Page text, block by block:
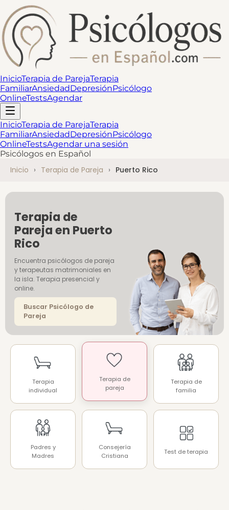
InicioTerapia de ParejaTerapia
FamiliarAnsiedadDepresiónPsicólogo
OnlineTestsAgendar
InicioTerapia de ParejaTerapia
FamiliarAnsiedadDepresiónPsicólogo
OnlineTestsAgendar una sesión
Psicólogos en Español
Inicio Terapia de Pareja Puerto Rico
Terapia de
Pareja en Puerto
Rico
Encuentra psicólogos de pareja
y terapeutas matrimoniales en
la isla. Terapia presencial y
online.
Buscar Psicólogo de
Pareja
Terapia
individual
Terapia de
pareja
Terapia de
familia
Padres y
Madres
Consejería
Cristiana
Test de terapia